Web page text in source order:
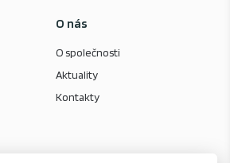
O nás
O společnosti
Aktuality
Kontakty